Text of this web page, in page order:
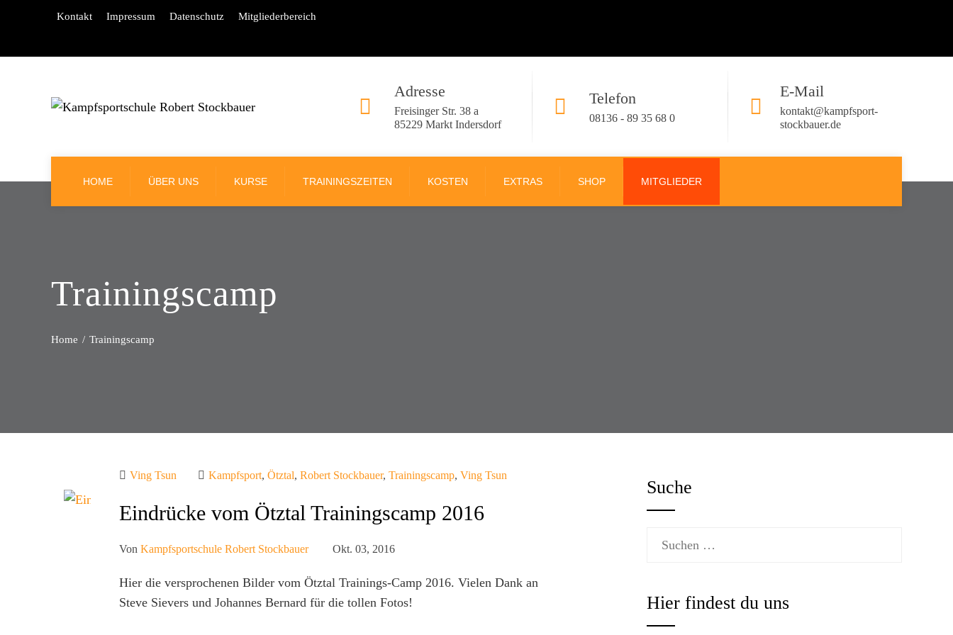
Kontakt Impressum Datenschutz Mitgliederbereich
Adresse
Freisinger Str. 38 a
85229 Markt Indersdorf
Telefon
08136 - 89 35 68 0
E-Mail
kontakt@kampfsport-
stockbauer.de
HOME ÜBER UNS KURSE TRAININGSZEITEN KOSTEN EXTRAS SHOP MITGLIEDER
Trainingscamp
Home Trainingscamp
Ving Tsun Kampfsport,Ötztal,Robert Stockbauer,Trainingscamp,Ving Tsun
Eindrücke vom Ötztal Trainingscamp 2016
VonKampfsportschule Robert Stockbauer Okt. 03, 2016
Hier die versprochenen Bilder vom Ötztal Trainings-Camp 2016. Vielen Dank an
Steve Sievers und Johannes Bernard für die tollen Fotos!
Suche
Hier findest du uns